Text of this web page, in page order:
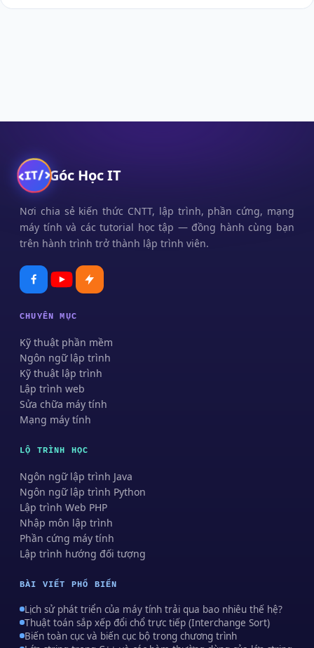
Góc Học IT
Nơi chia sẻ kiến thức CNTT, lập trình, phần cứng, mạng
máy tính và các tutorial học tập — đồng hành cùng bạn
trên hành trình trở thành lập trình viên.
CHUYÊN MỤC
Kỹ thuật phần mềm
Ngôn ngữ lập trình
Kỹ thuật lập trình
Lập trình web
Sửa chữa máy tính
Mạng máy tính
LỘ TRÌNH HỌC
Ngôn ngữ lập trình Java
Ngôn ngữ lập trình Python
Lập trình Web PHP
Nhập môn lập trình
Phần cứng máy tính
Lập trình hướng đối tượng
BÀI VIẾT PHỔ BIẾN
Lịch sử phát triển của máy tính trải qua bao nhiêu thế hệ?
Thuật toán sắp xếp đổi chổ trực tiếp (Interchange Sort)
Biến toàn cục và biến cục bộ trong chương trình